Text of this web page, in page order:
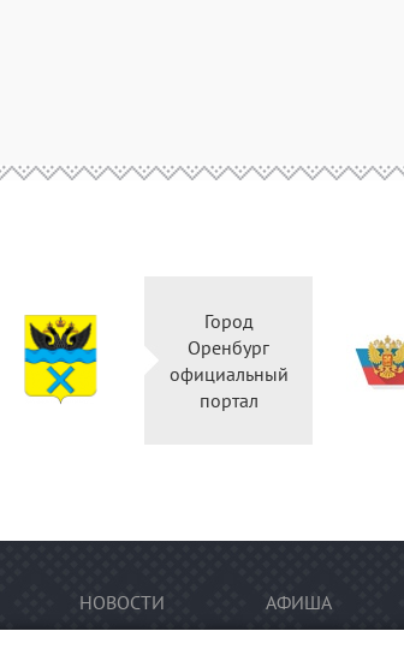
Город
Оренбург
официальный
портал
НОВОСТИ АФИША